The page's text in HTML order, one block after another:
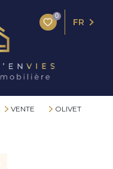
0
FR
VENTE
OLIVET